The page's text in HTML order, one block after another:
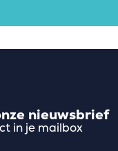
nieuwsbrief
in je mailbox